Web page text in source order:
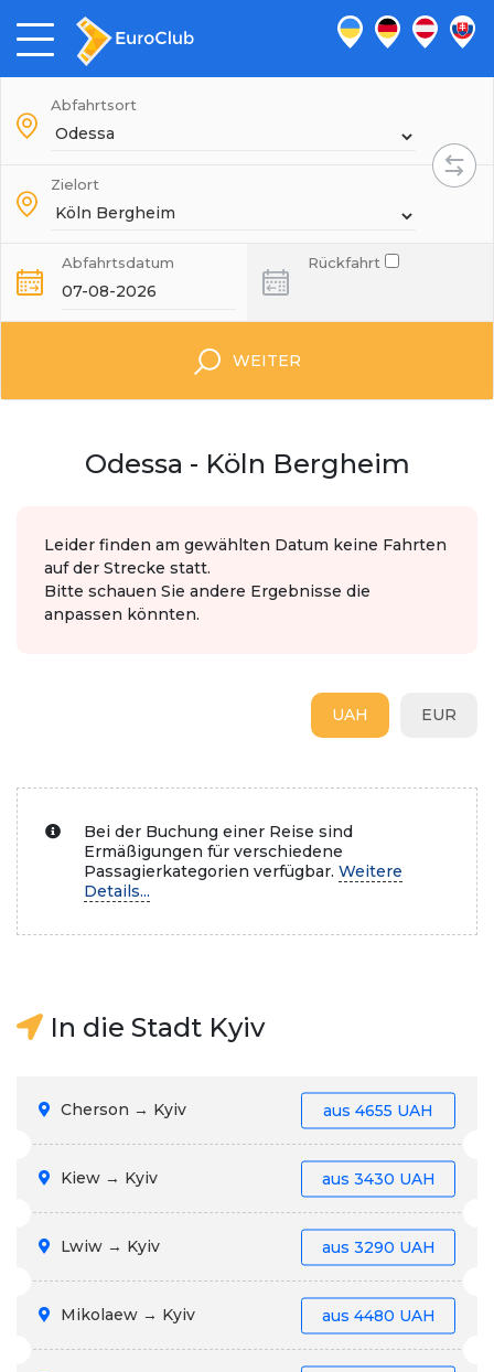
Abfahrtsort
Zielort
Abfahrtsdatum Rückfahrt
WEITER
Odessa - Köln Bergheim
Leider finden am gewählten Datum keine Fahrten
auf der Strecke statt.
Bitte schauen Sie andere Ergebnisse die
anpassen könnten.
EUR
UAH
Bei der Buchung einer Reise sind
Ermäßigungen für verschiedene
Passagierkategorien verfügbar. Weitere
Details...
In die Stadt Kyiv
Cherson → Kyiv aus 4655 UAH
Kiew → Kyiv aus 3430 UAH
Lwiw → Kyiv aus 3290 UAH
Mikolaew → Kyiv aus 4480 UAH